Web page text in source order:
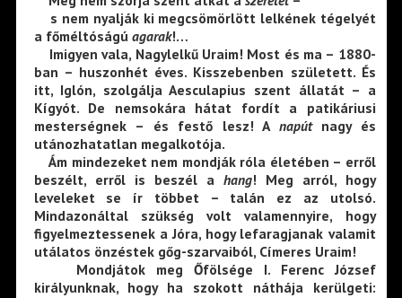
s nem nyalják ki megcsömörlött lelkének tégelyét
a főméltóságú agarak!…
Imigyen vala, Nagylelkű Uraim! Most és ma – 1880-
ban – huszonhét éves. Kisszebenben született. És
itt, Iglón, szolgálja Aesculapius szent állatát – a
Kígyót. De nemsokára hátat fordít a patikáriusi
mesterségnek – és festő lesz! A napút nagy és
utánozhatatlan megalkotója.
Ám mindezeket nem mondják róla életében – erről
beszélt, erről is beszél a hang! Meg arról, hogy
leveleket se ír többet – talán ez az utolsó.
Mindazonáltal szükség volt valamennyire, hogy
figyelmeztessenek a Jóra, hogy lefaragjanak valamit
utálatos önzéstek gőg-szarvaiból, Címeres Uraim!
Mondjátok meg Őfölsége I. Ferenc József
királyunknak, hogy ha szokott náthája kerülgeti: